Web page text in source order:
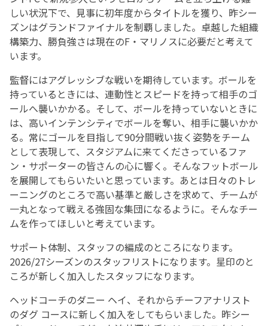
しい状況下で、見事に初年度からタイトルを獲り、昨シー
ズンはグランドファイナルを制覇しました。卓越した組織
構築力、勝負強さは現在のF・マリノスに必要だと考えて
います。
監督にはアグレッシブな戦いを期待しています。ボールを
持っているときには、連動性とスピードを持って相手のゴ
ールへ襲いかかる。そして、ボールを持っていないときに
は、高いインテンシティでボールを奪い、相手に襲いかか
る。常にゴールを目指して90分間戦い抜く姿勢をチーム
として表現して、スタジアムに来てくださっているファ
ン・サポーターの皆さんの心に響く。そんなフットボール
を展開してもらいたいと思っています。あとは日々のトレ
ーニングのところで高い基準と厳しさを求めて、チームが
一丸となって戦える強固な集団になるように。そんなチー
ムを作ってほしいと考えています。
サポート体制、スタッフの編成のところになります。
2026/27シーズンのスタッフリストになります。星印のと
ころが新しく加入したスタッフになります。
ヘッドコーチのダニー ヘイ、それからチーフアナリスト
のダグ コースに新しく加入をしてもらいました。昨シー